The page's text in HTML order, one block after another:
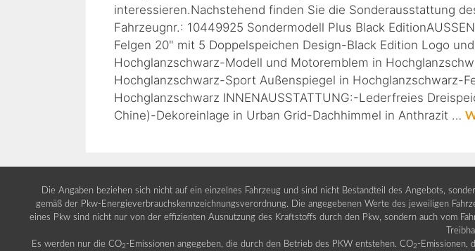
interessieren.Nachstehend finden Sie die Sonderausstattung
Fahrzeugnr.: 10449925 Sondermodell Plus Black
Felgen 20" mit 5 Doppelspeichen Design-Black Edition Logo
Hochglanzschwarz-Modell und Motoremblem in
Hochglanzschwarz-Sport Außenspiegel in Hochglanzschwarz-
Hochglanzschwarz INNENAUSSTATTUNG:-Lederfreies
Chine)-Dekoreinlage in Urban Grid-Dachhimmel in Anthrazit …
Die Angaben beziehen sich nicht auf ein einzelnes Fahrzeug und sind nicht Bestandteil des Angebots,
gemäß der Pkw-Energieverbrauchskennzeichnungsverordnung. Die angegebenen Werte des jeweiligen
eines Pkw sind nicht nur von der effizienten Ausnutzung des Kraftstoffs durch den Pkw, sondern auch vom
Es werden nur die CO2 -Emissionen angegeben, die durch den Betrieb des PKW entstehen. CO2 -Emissionen,